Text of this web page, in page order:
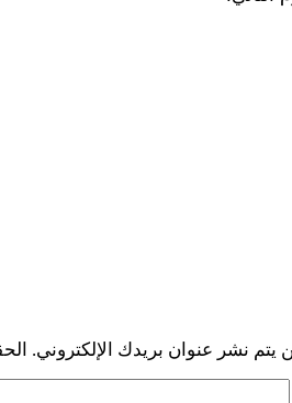
يتم نشر عنوان بريدك الإلكتروني.